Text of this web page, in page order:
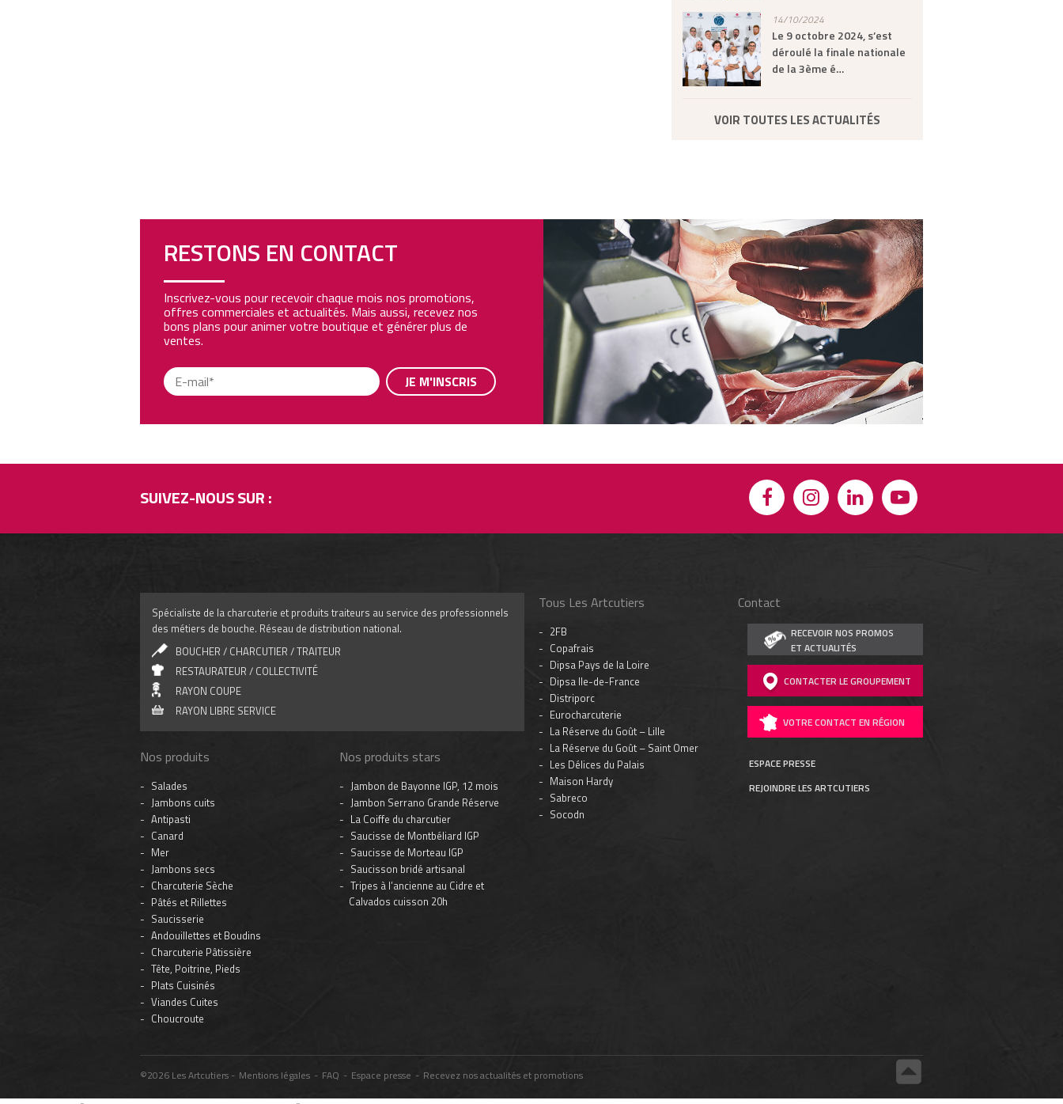
14/10/2024
Le 9 octobre 2024, s’est
déroulé la finale nationale
de la 3ème é…
VOIR TOUTES LES ACTUALITÉS
RESTONS EN CONTACT
Inscrivez-vous pour recevoir chaque mois nos promotions,
offres commerciales et actualités. Mais aussi, recevez nos
bons plans pour animer votre boutique et générer plus de
ventes.
JE M'INSCRIS
SUIVEZ-NOUS SUR :
Spécialiste de la charcuterie et produits traiteurs au service des professionnels
des métiers de bouche. Réseau de distribution national.
BOUCHER / CHARCUTIER / TRAITEUR
RESTAURATEUR / COLLECTIVITÉ
RAYON COUPE
RAYON LIBRE SERVICE
Nos produits
Salades
Jambons cuits
Antipasti
Canard
Mer
Jambons secs
Charcuterie Sèche
Pâtés et Rillettes
Saucisserie
Andouillettes et Boudins
Charcuterie Pâtissière
Tête, Poitrine, Pieds
Plats Cuisinés
Viandes Cuites
Choucroute
Nos produits stars
Jambon de Bayonne IGP, 12 mois
Jambon Serrano Grande Réserve
La Coiffe du charcutier
Saucisse de Montbéliard IGP
Saucisse de Morteau IGP
Saucisson bridé artisanal
Tripes à l’ancienne au Cidre et
Calvados cuisson 20h
Tous Les Artcutiers
2FB
Copafrais
Dipsa Pays de la Loire
Dipsa Ile-de-France
Distriporc
Eurocharcuterie
La Réserve du Goût – Lille
La Réserve du Goût – Saint Omer
Les Délices du Palais
Maison Hardy
Sabreco
Socodn
Contact
RECEVOIR NOS PROMOS
ET ACTUALITÉS
CONTACTER LE GROUPEMENT
VOTRE CONTACT EN RÉGION
ESPACE PRESSE
REJOINDRE LES ARTCUTIERS
©2026 Les Artcutiers - Mentions légales - FAQ - Espace presse - Recevez nos actualités et promotions